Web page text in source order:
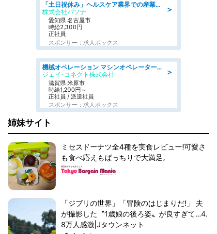
＞
「土日祝休み」ヘルスケア業界での産業保健師業務/看護師/高時給/未経験OK/要資格:正看護師
株式会社パソナ
愛知県 名古屋市
時給2,300円
正社員
スポンサー：求人ボックス
＞
機械オペレーション マシンオペレーター/皆勤手当有/未経験可
ジェイ-コネクト株式会社
滋賀県 米原市
時給1,200円～
正社員 / 派遣社員
スポンサー：求人ボックス
姉妹サイト
ミセスドーナツ全4種を実食レビュー!可愛さ
も食べ応えもばっちりで大満足。
「ジブリの世界」「冒険のはじまりだ!」 夫
が撮影した〝1歳娘の後ろ姿〟が良すぎて...4.
8万人感激|Jタウンネット